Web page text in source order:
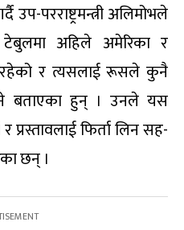
उप-परराष्ट्रमन्त्री अलिमोभले
टेबुलमा अहिले अमेरिका र
रहेको र त्यसलाई रूसले कुनै
बताएका हुन् । उनले यस
प्रस्तावलाई फिर्ता लिन सह-
छन् ।